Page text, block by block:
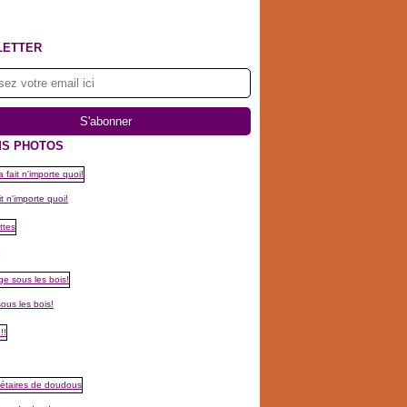
PHOTOS
n'importe quoi!
les bois!